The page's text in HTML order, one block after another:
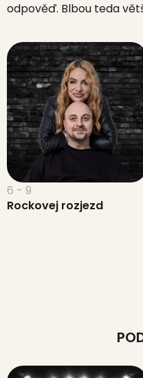
odpověď. Blbou teda
6 - 9
Rockovej rozjezd